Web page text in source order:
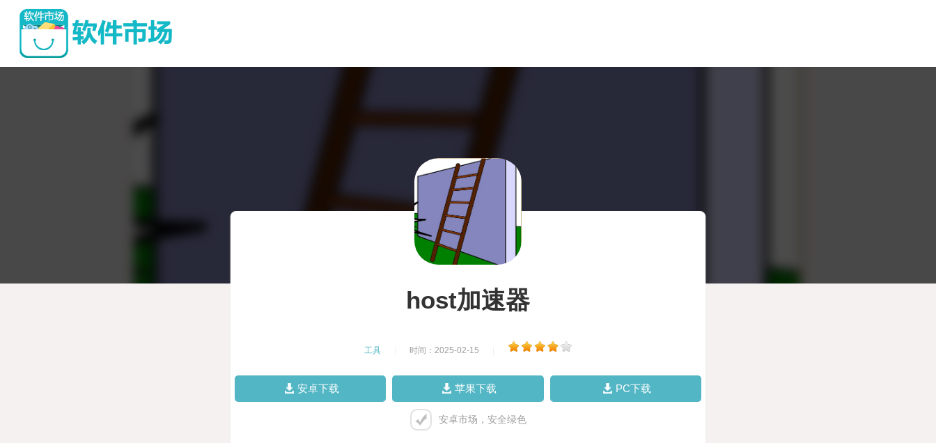
host加速器
工具 时间：2025-02-15
安卓下载 苹果下载 PC下载
安卓市场，安全绿色